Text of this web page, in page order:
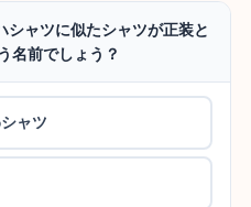
ャツに似たシャツが正装と
名前でしょう？
ャツ